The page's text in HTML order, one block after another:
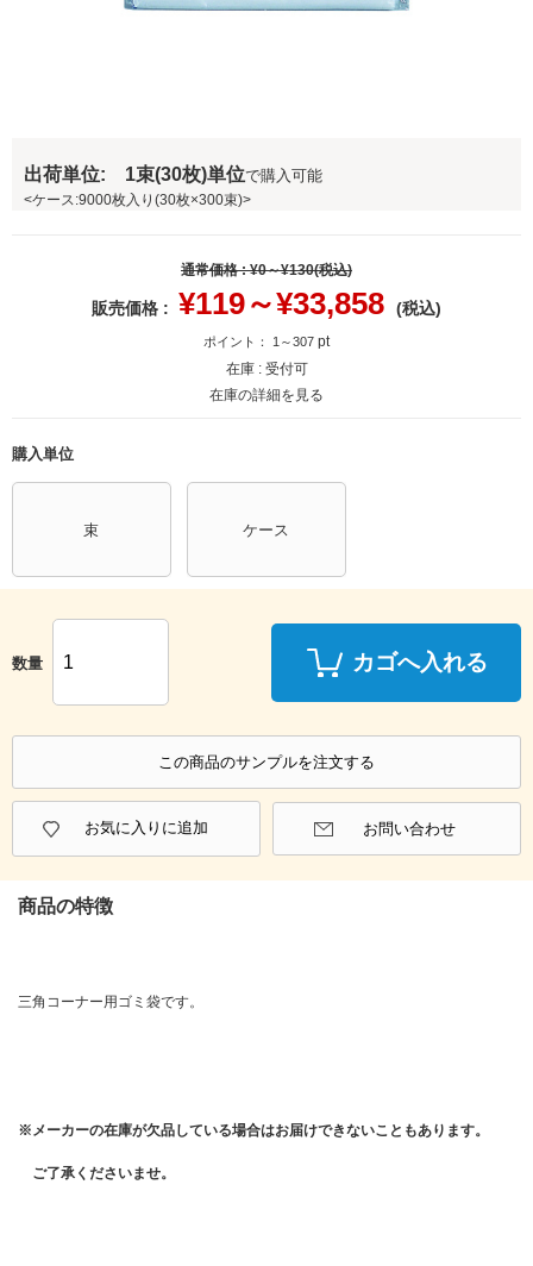
出荷単位: 1束(30枚)単位で購入可能
<ケース:9000枚入り(30枚×300束)>
通常価格 : ¥0～¥130(税込)
販売価格 : ¥119～¥33,858 (税込)
ポイント： 1～307 pt
在庫 : 受付可
在庫の詳細を見る
購入単位
束 ケース
数量 カゴへ入れる
この商品のサンプルを注文する
お気に入りに追加 お問い合わせ
商品の特徴
三角コーナー用ゴミ袋です。
※メーカーの在庫が欠品している場合はお届けできないこともあります。
ご了承くださいませ。